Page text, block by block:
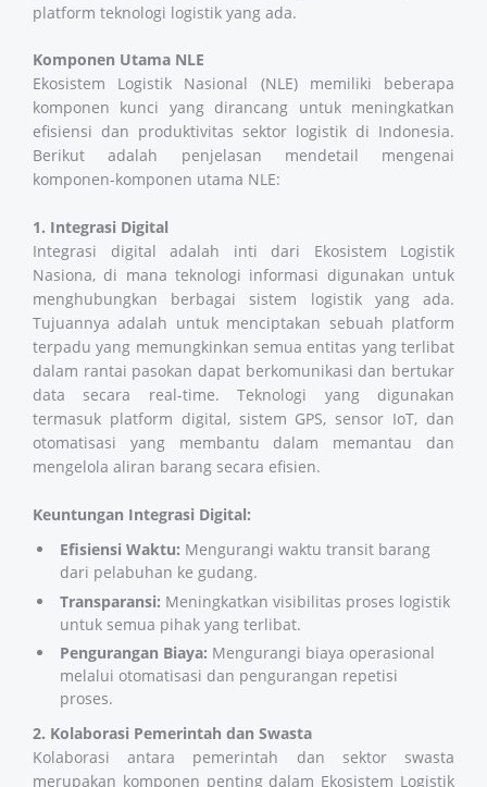
platform teknologi logistik yang ada.
Komponen Utama NLE
Ekosistem Logistik Nasional (NLE) memiliki beberapa
komponen kunci yang dirancang untuk meningkatkan
efisiensi dan produktivitas sektor logistik di Indonesia.
Berikut adalah penjelasan mendetail mengenai
komponen-komponen utama NLE:
1. Integrasi Digital
Integrasi digital adalah inti dari Ekosistem Logistik
Nasiona, di mana teknologi informasi digunakan untuk
menghubungkan berbagai sistem logistik yang ada.
Tujuannya adalah untuk menciptakan sebuah platform
terpadu yang memungkinkan semua entitas yang terlibat
dalam rantai pasokan dapat berkomunikasi dan bertukar
data secara real-time. Teknologi yang digunakan
termasuk platform digital, sistem GPS, sensor IoT, dan
otomatisasi yang membantu dalam memantau dan
mengelola aliran barang secara efisien.
Keuntungan Integrasi Digital:
Efisiensi Waktu: Mengurangi waktu transit barang
dari pelabuhan ke gudang.
Transparansi: Meningkatkan visibilitas proses logistik
untuk semua pihak yang terlibat.
Pengurangan Biaya: Mengurangi biaya operasional
melalui otomatisasi dan pengurangan repetisi
proses.
2. Kolaborasi Pemerintah dan Swasta
Kolaborasi antara pemerintah dan sektor swasta
merupakan komponen penting dalam Ekosistem Logistik